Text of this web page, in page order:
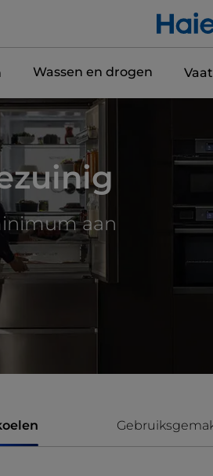
Wassen en drogen
aan